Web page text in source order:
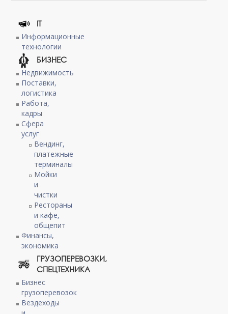
IT
Информационные
технологии
БИЗНЕС
Недвижимость
Поставки,
логистика
Работа,
кадры
Сфера
услуг
Вендинг,
платежные
терминалы
Мойки
и
чистки
Рестораны
и кафе,
общепит
Финансы,
экономика
ГРУЗОПЕРЕВОЗКИ,
СПЕЦТЕХНИКА
Бизнес
грузоперевозок
Вездеходы